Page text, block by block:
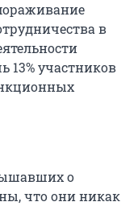
в
13% участников
о
что они никак